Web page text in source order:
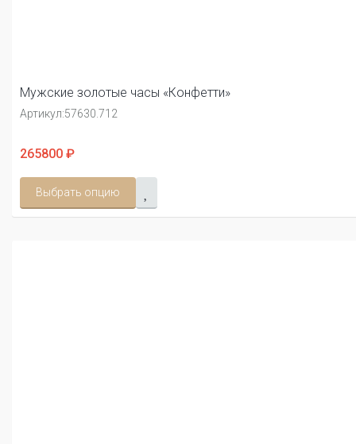
Мужские золотые часы «Конфетти»
Артикул:57630.712
265800 ₽
Выбрать опцию